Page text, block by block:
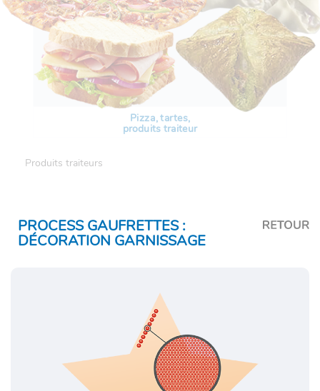
Pizza, tartes,
produits traiteur
Produits traiteurs
PROCESS GAUFRETTES :
DÉCORATION GARNISSAGE